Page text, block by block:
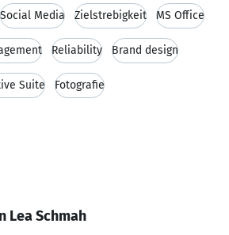
Social Media Zielstrebigkeit MS Office
Reliability Brand design
Suite Fotografie
Lea Schmah